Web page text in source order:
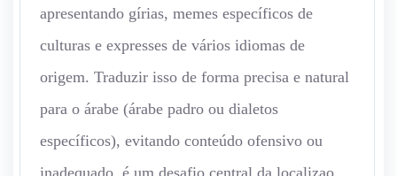
apresentando gírias, memes específicos de
culturas e expresses de vários idiomas de
origem. Traduzir isso de forma precisa e natural
para o árabe (árabe padro ou dialetos
específicos), evitando conteúdo ofensivo ou